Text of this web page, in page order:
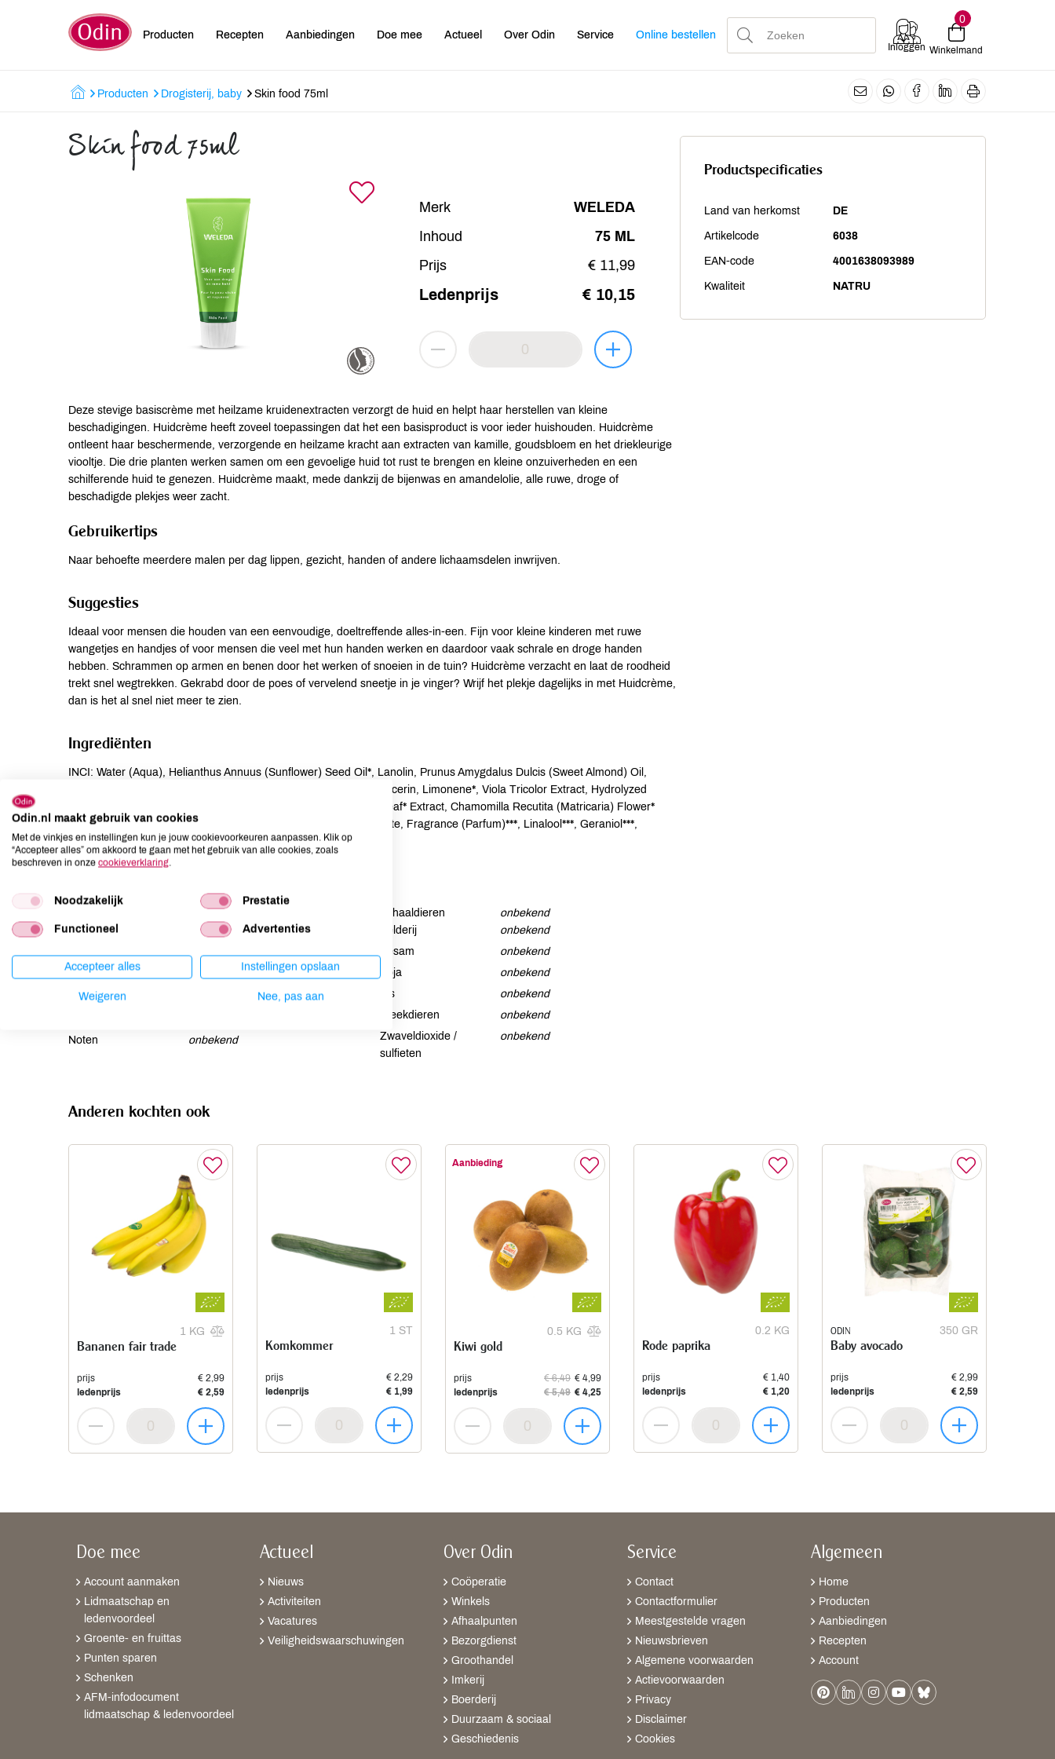
Producten Recepten Aanbiedingen Doe mee Actueel Over Odin Service Online bestellen
Inloggen
0
Winkelmand
Producten Drogisterij, baby Skin food 75ml
Skin food 75ml
Merk
WELEDA
Inhoud
75 ML
Prijs
€ 11,99
Ledenprijs € 10,15
Deze stevige basiscrème met heilzame kruidenextracten verzorgt de huid en helpt haar herstellen van kleine
beschadigingen. Huidcrème heeft zoveel toepassingen dat het een basisproduct is voor ieder huishouden. Huidcrème
ontleent haar beschermende, verzorgende en heilzame kracht aan extracten van kamille, goudsbloem en het driekleurige
viooltje. Die drie planten werken samen om een gevoelige huid tot rust te brengen en kleine onzuiverheden en een
schilferende huid te genezen. Huidcrème maakt, mede dankzij de bijenwas en amandelolie, alle ruwe, droge of
beschadigde plekjes weer zacht.
Gebruikertips
Naar behoefte meerdere malen per dag lippen, gezicht, handen of andere lichaamsdelen inwrijven.
Suggesties
Ideaal voor mensen die houden van een eenvoudige, doeltreffende alles-in-een. Fijn voor kleine kinderen met ruwe
wangetjes en handjes of voor mensen die veel met hun handen werken en daardoor vaak schrale en droge handen
hebben. Schrammen op armen en benen door het werken of snoeien in de tuin? Huidcrème verzacht en laat de roodheid
trekt snel wegtrekken. Gekrabd door de poes of vervelend sneetje in je vinger? Wrijf het plekje dagelijks in met Huidcrème,
dan is het al snel niet meer te zien.
Ingrediënten
INCI: Water (Aqua), Helianthus Annuus (Sunflower) Seed Oil*, Lanolin, Prunus Amygdalus Dulcis (Sweet Almond) Oil,
Beeswax (Cera Alba), Alcohol*, Polyglyceryl-3 Polyricinoleate, Glycerin, Limonene*, Viola Tricolor Extract, Hydrolyzed
Beeswax, Sorbitan Olivate, Rosmarinus Officinalis (Rosemary) Leaf* Extract, Chamomilla Recutita (Matricaria) Flower*
Extract, Calendula Officinalis Flower* Extract, Arginine, Zinc Sulfate, Fragrance (Parfum)***, Linalool***, Geraniol***,
Citral***, Coumarin***.
onbekend
Ei
onbekend
Gluten
onbekend
Lactose
onbekend
Lupine
Noten
onbekend
Schaaldieren
onbekend
Selderij
onbekend
Sesam
onbekend
Soja
onbekend
Vis
onbekend
Weekdieren
onbekend
Zwaveldioxide /
sulfieten
onbekend
Productspecificaties
Land van herkomst DE
Artikelcode 6038
EAN-code 4001638093989
Kwaliteit NATRU
Anderen kochten ook
1 KG
Bananen fair trade
prijs
€ 2,99
ledenprijs
€ 2,59
1 ST
Komkommer
prijs
€ 2,29
ledenprijs
€ 1,99
Aanbieding
0.5 KG
Kiwi gold
prijs € 6,49 € 4,99
ledenprijs
€ 5,49 € 4,25
0.2 KG
Rode paprika
prijs
€ 1,40
ledenprijs
€ 1,20
ODIN 350 GR
Baby avocado
prijs
€ 2,99
ledenprijs
€ 2,59
Doe mee
Account aanmaken
Lidmaatschap en
ledenvoordeel
Groente- en fruittas
Punten sparen
Schenken
AFM-infodocument
lidmaatschap & ledenvoordeel
Actueel
Nieuws
Activiteiten
Vacatures
Veiligheidswaarschuwingen
Over Odin
Coöperatie
Winkels
Afhaalpunten
Bezorgdienst
Groothandel
Imkerij
Boerderij
Duurzaam & sociaal
Geschiedenis
Service
Contact
Contactformulier
Meestgestelde vragen
Nieuwsbrieven
Algemene voorwaarden
Actievoorwaarden
Privacy
Disclaimer
Cookies
Algemeen
Home
Producten
Aanbiedingen
Recepten
Account
Odin.nl maakt gebruik van cookies
Met de vinkjes en instellingen kun je jouw cookievoorkeuren aanpassen. Klik op
“Accepteer alles” om akkoord te gaan met het gebruik van alle cookies, zoals
beschreven in onze cookieverklaring.
Noodzakelijk Prestatie
Functioneel Advertenties
Accepteer alles Instellingen opslaan
Weigeren Nee, pas aan